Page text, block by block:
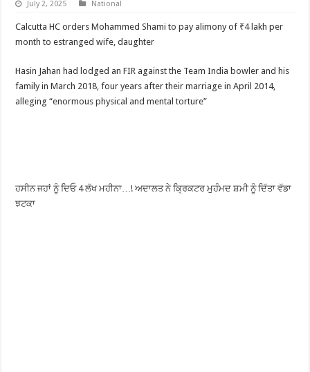
July 2, 2025 National
Calcutta HC orders Mohammed Shami to pay alimony of ₹4 lakh per
month to estranged wife, daughter
Hasin Jahan had lodged an FIR against the Team India bowler and his
family in March 2018, four years after their marriage in April 2014,
alleging “enormous physical and mental torture”
ਹਸੀਨ ਜਹਾਂ ਨੂੰ ਦਿਓ 4 ਲੱਖ ਮਹੀਨਾ…! ਅਦਾਲਤ ਨੇ ਕ੍ਰਿਕਟਰ ਮੁਹੰਮਦ ਸ਼ਮੀ ਨੂੰ ਦਿੱਤਾ ਵੱਡਾ
ਝਟਕਾ